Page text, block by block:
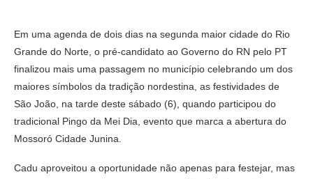
Em uma agenda de dois dias na segunda maior cidade do Rio
Grande do Norte, o pré-candidato ao Governo do RN pelo PT
finalizou mais uma passagem no município celebrando um dos
maiores símbolos da tradição nordestina, as festividades de
São João, na tarde deste sábado (6), quando participou do
tradicional Pingo da Mei Dia, evento que marca a abertura do
Mossoró Cidade Junina.
Cadu aproveitou a oportunidade não apenas para festejar, mas